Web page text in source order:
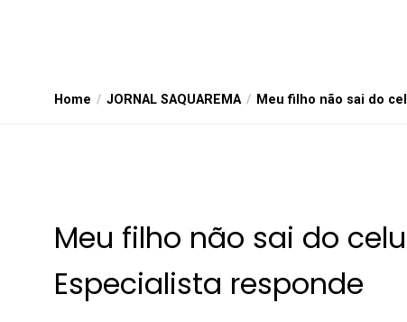
Home JORNAL SAQUAREMA Meu filho não sai do
Meu filho não sai do
Especialista responde